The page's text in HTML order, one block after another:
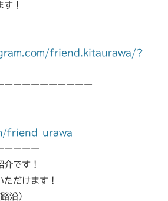
！
friend.kitaurawa/?
ーーーーーーーーーー
friend_urawa
ーーーー
です！
だけます！
沿）